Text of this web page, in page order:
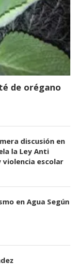
de orégano
discusión en
la Ley Anti
violencia escolar
en Agua Según